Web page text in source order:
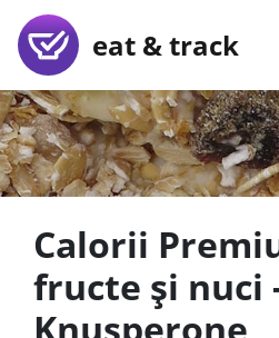
eat & track
Calorii
fructe și nuci